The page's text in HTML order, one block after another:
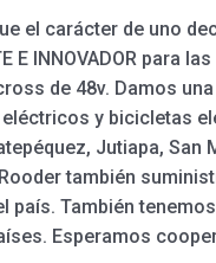
el carácter de uno
E INNOVADOR para
de 48v. Damos
y bicicletas
Jutiapa, San
también
país. También
Esperamos